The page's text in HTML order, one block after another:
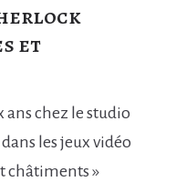
et
ans chez le studio
les jeux vidéo
châtiments »